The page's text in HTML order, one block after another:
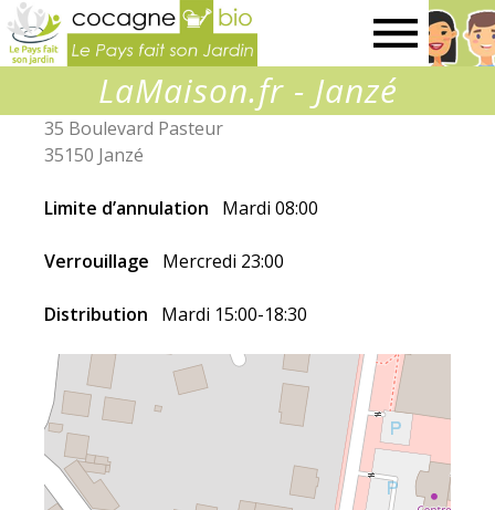
Pays
LaMaison.fr - Janzé
35 Boulevard Pasteur
35150 Janzé
Limite d’annulation Mardi 08:00
Verrouillage Mercredi 23:00
Distribution Mardi 15:00-18:30